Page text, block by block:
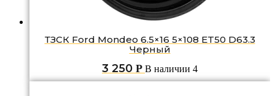
ТЗСК Ford Mondeo 6.5×16 5×108 ET50 D63.3
Черный
3 250 Р В наличии 4